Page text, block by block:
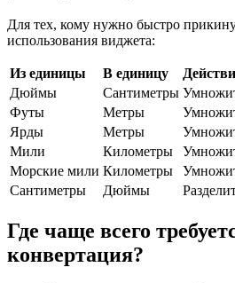
Для тех, кому нужно быстро
использования виджета:
Из единицы В единицу
Дюймы
Сантиметры
Футы
Метры
Ярды
Метры
Мили
Километры
Морские мили Километры
Сантиметры
Дюймы
Где чаще всего
конвертация?